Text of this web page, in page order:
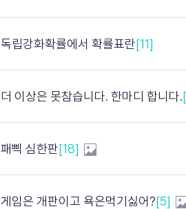
독립강화확률에서 확률표란[11]
더 이상은 못참습니다. 한마디 합니다.
패삑 심한판[18]
게임은 개판이고 욕은먹기싫어?[5]